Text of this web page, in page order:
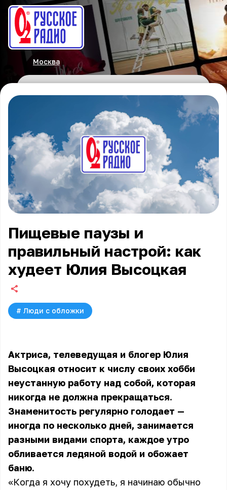
Москва
Пищевые паузы и
правильный настрой: как
худеет Юлия Высоцкая
# Люди с обложки
Актриса, телеведущая и блогер Юлия
Высоцкая относит к числу своих хобби
неустанную работу над собой, которая
никогда не должна прекращаться.
Знаменитость регулярно голодает —
иногда по несколько дней, занимается
разными видами спорта, каждое утро
обливается ледяной водой и обожает
баню.
«Когда я хочу похудеть, я начинаю обычно